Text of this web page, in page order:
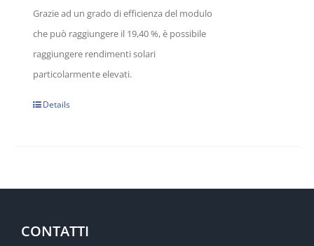
Grazie ad un grado di efficienza del modulo
che può raggiungere il 19,40 %, è possibile
raggiungere rendimenti solari
particolarmente elevati.
Details
CONTATTI